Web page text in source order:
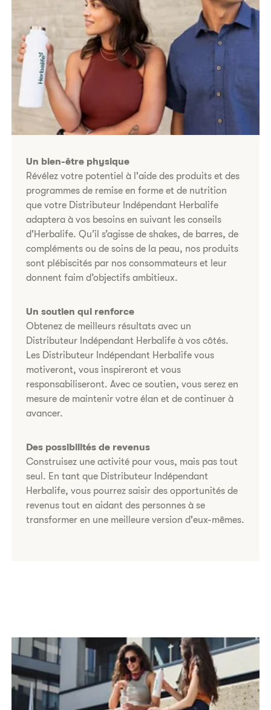
Un bien-être physique
Révélez votre potentiel à l'aide des produits et des
programmes de remise en forme et de nutrition
que votre Distributeur Indépendant Herbalife
adaptera à vos besoins en suivant les conseils
d'Herbalife. Qu’il s’agisse de shakes, de barres, de
compléments ou de soins de la peau, nos produits
sont plébiscités par nos consommateurs et leur
donnent faim d’objectifs ambitieux.
Un soutien qui renforce
Obtenez de meilleurs résultats avec un
Distributeur Indépendant Herbalife à vos côtés.
Les Distributeur Indépendant Herbalife vous
motiveront, vous inspireront et vous
responsabiliseront. Avec ce soutien, vous serez en
mesure de maintenir votre élan et de continuer à
avancer.
Des possibilités de revenus
Construisez une activité pour vous, mais pas tout
seul. En tant que Distributeur Indépendant
Herbalife, vous pourrez saisir des opportunités de
revenus tout en aidant des personnes à se
transformer en une meilleure version d'eux-mêmes.